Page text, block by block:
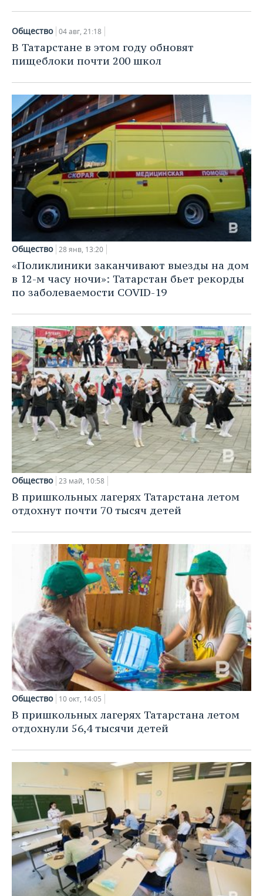
Общество 04 авг, 21:18
В Татарстане в этом году обновят
пищеблоки почти 200 школ
Общество 28 янв, 13:20
«Поликлиники заканчивают выезды на дом
в 12-м часу ночи»: Татарстан бьет рекорды
по заболеваемости COVID-19
Общество 23 май, 10:58
В пришкольных лагерях Татарстана летом
отдохнут почти 70 тысяч детей
Общество 10 окт, 14:05
В пришкольных лагерях Татарстана летом
отдохнули 56,4 тысячи детей